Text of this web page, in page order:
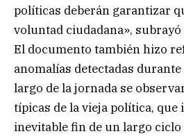
políticas deberán garantizar
voluntad ciudadana»,
El documento también hizo
anomalías detectadas
largo de la jornada se
típicas de la vieja política,
inevitable fin de un largo ciclo